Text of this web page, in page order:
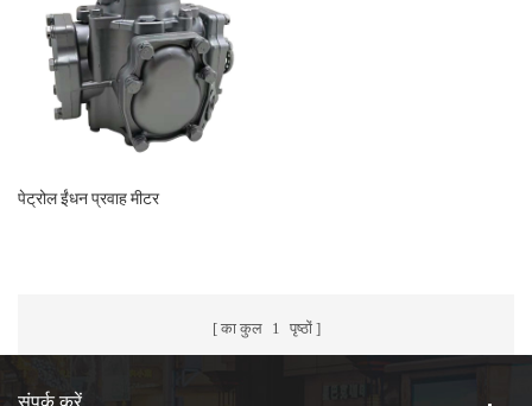
पेट्रोल ईंधन प्रवाह मीटर
का कुल 1 पृष्ठों